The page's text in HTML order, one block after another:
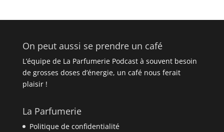
On peut aussi se prendre un café
L’équipe de La Parfumerie Podcast à souvent besoin
de grosses doses d’énergie, un café nous ferait
plaisir !
La Parfumerie
Politique de confidentialité